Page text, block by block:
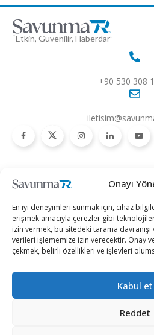
Onayı
En iyi deneyimleri sunmak için, cihaz
erişmek amacıyla çerezler gibi
izin vermek, bu sitedeki tarama
verileri işlememize izin verecektir. Onay
çekmek, belirli özellikleri ve işlevleri
Kabul et
Reddet
“Etkin, Güvenilir, Haberdar”
+90 530 308
Savunma Sanayii
Hava Platformları
Kara Platformları
Deniz Platformları
İnsansız Sistemler
Kategoriler
Siber Güvenlik
Teknoloji
Röportajlar
Politika
Dosya Haber